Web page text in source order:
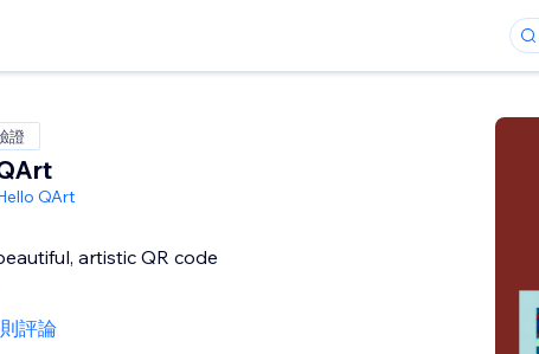
證
QArt
artistic QR code
評論